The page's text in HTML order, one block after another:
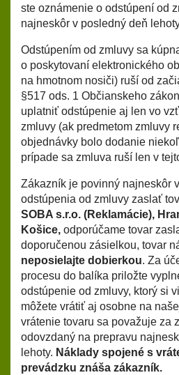
ste oznámenie o odstúpení od
najneskôr v posledný deň
Odstúpením od zmluvy sa
o poskytovaní elektronického
na hmotnom nosiči) ruší od
§517 ods. 1 Občianskeho
uplatniť odstúpenie aj len vo
zmluvy (ak predmetom zmluvy
objednávky bolo dodanie
prípade sa zmluva ruší len v
Zákazník je povinný najneskôr
odstúpenia od zmluvy zaslať
SOBA s.r.o. (Reklamácie),
Košice, odporúčame tovar
doporučenou zásielkou, tovar
neposielajte dobierkou. Za
procesu do balíka priložte
odstúpenie od zmluvy, ktorý si
môžete vrátiť aj osobne na
vrátenie tovaru sa považuje za
odovzdaný na prepravu
lehoty. Náklady spojené s
prevádzku znáša zákazník.